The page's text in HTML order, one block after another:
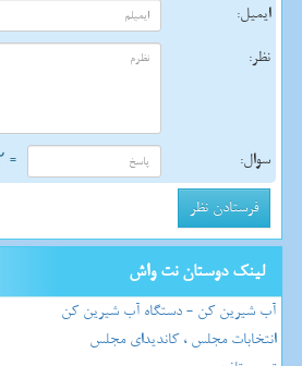
ایمیل:
نظر:
سوال: = ۲ بعلاوه ۳
لینک دوستان نت واش
آب شیرین کن - دستگاه آب شیرین کن
انتخابات مجلس ، کاندیدای مجلس